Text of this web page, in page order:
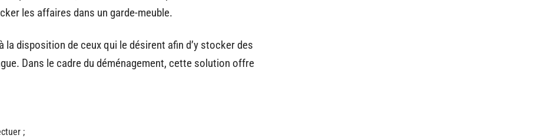
les affaires dans un garde-meuble.
disposition de ceux qui le désirent afin d’y stocker des
Dans le cadre du déménagement, cette solution offre
;